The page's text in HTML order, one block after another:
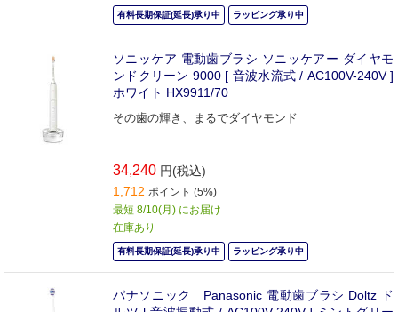
有料長期保証(延長)承り中 ラッピング承り中
ソニッケア 電動歯ブラシ ソニッケアー ダイヤモ
ンドクリーン 9000 [ 音波水流式 / AC100V-240V ]
ホワイト HX9911/70
その歯の輝き、まるでダイヤモンド
34,240 円(税込)
1,712 ポイント (5%)
最短 8/10(月) にお届け
在庫あり
有料長期保証(延長)承り中 ラッピング承り中
パナソニック Panasonic 電動歯ブラシ Doltz ド